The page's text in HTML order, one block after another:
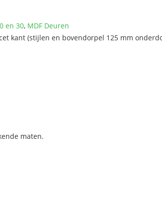
en 30, MDF Deuren
kant (stijlen en bovendorpel 125 mm
maten.